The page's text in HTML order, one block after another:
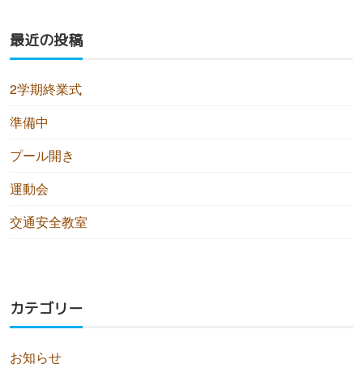
最近の投稿
2学期終業式
準備中
プール開き
運動会
交通安全教室
カテゴリー
お知らせ